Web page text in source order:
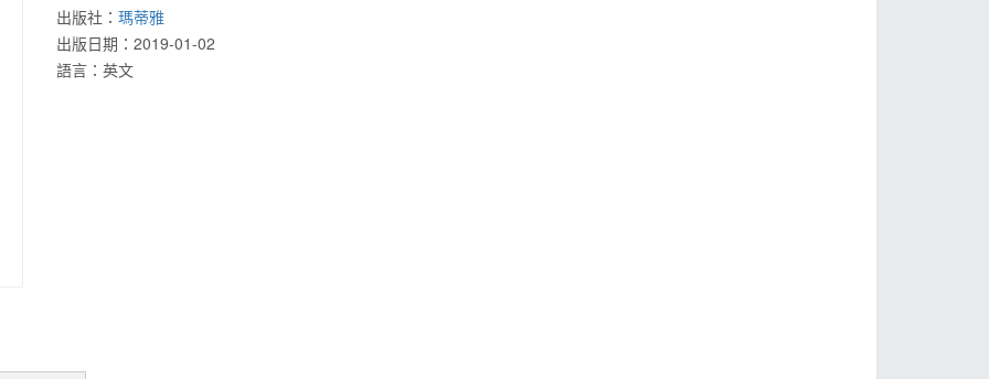
出版社： 瑪蒂雅
出版日期： 2019-01-02
語言： 英文